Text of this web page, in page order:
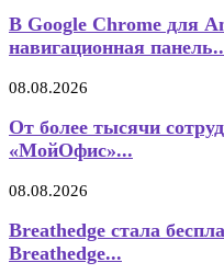
В Google Chrome для
навигационная
08.08.2026
От более тысячи
«МойОфис»...
08.08.2026
Breathedge стала
Breathedge...